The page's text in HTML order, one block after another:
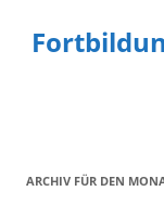
ARCHIV FÜR DEN